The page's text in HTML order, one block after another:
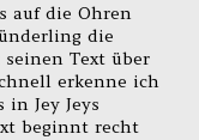
auf die Ohren
die
Text über
erkenne ich
Jey Jeys
beginnt recht